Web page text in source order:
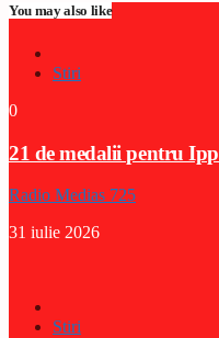
You may also like
Stiri
0
21 de medalii pentru
Radio Medias 725
31 iulie 2026
Stiri